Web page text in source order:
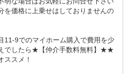
を価格に上乗せはしておりませんの
9でのマイホーム購入で費用を少
でしたら★【仲介手数料無料】★★
ススメ！